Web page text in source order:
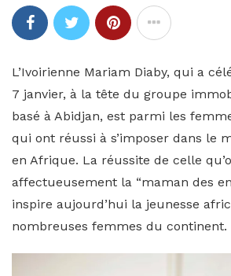
L’Ivoirienne Mariam Diaby, qui a
7 janvier, à la tête du groupe
basé à Abidjan, est parmi les
qui ont réussi à s’imposer dans le
en Afrique. La réussite de celle
affectueusement la “maman des
inspire aujourd’hui la jeunesse
nombreuses femmes du continent.